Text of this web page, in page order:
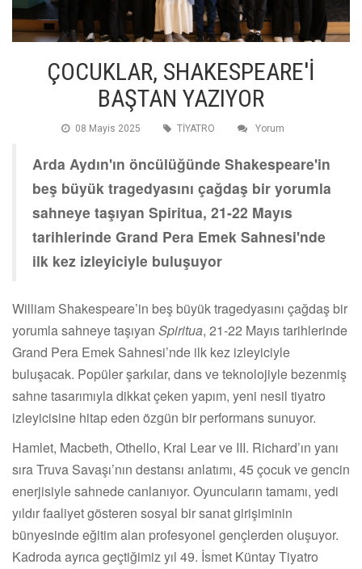
ÇOCUKLAR, SHAKESPEARE'İ
BAŞTAN YAZIYOR
08 Mayis 2025 TİYATRO Yorum
Arda Aydın'ın öncülüğünde Shakespeare'in
beş büyük tragedyasını çağdaş bir yorumla
sahneye taşıyan Spiritua, 21-22 Mayıs
tarihlerinde Grand Pera Emek Sahnesi'nde
ilk kez izleyiciyle buluşuyor
William Shakespeare’in beş büyük tragedyasını çağdaş bir
yorumla sahneye taşıyan Spiritua, 21-22 Mayıs tarihlerinde
Grand Pera Emek Sahnesi’nde ilk kez izleyiciyle
buluşacak. Popüler şarkılar, dans ve teknolojiyle bezenmiş
sahne tasarımıyla dikkat çeken yapım, yeni nesil tiyatro
izleyicisine hitap eden özgün bir performans sunuyor.
Hamlet, Macbeth, Othello, Kral Lear ve III. Richard’ın yanı
sıra Truva Savaşı’nın destansı anlatımı, 45 çocuk ve gencin
enerjisiyle sahnede canlanıyor. Oyuncuların tamamı, yedi
yıldır faaliyet gösteren sosyal bir sanat girişiminin
bünyesinde eğitim alan profesyonel gençlerden oluşuyor.
Kadroda ayrıca geçtiğimiz yıl 49. İsmet Küntay Tiyatro